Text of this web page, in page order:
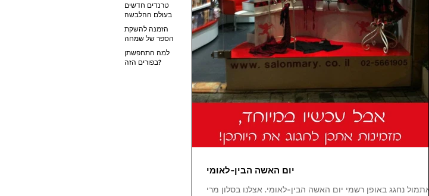
טרנדים חדשים
בעולם ההלבשה
התחתונה- הישר
מפריז:
הזמנה להשקת
הספר של שמחה
אוהבים"
למה התחפשתן
בפורים הזה?
יום האשה הבין-לאומי
אתמול נחגג באופן רשמי יום האשה הבין-לאומי. אצלנו בסלון מרי